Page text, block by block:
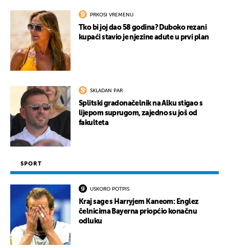
PRKOSI VREMENU
Tko bi joj dao 58 godina? Duboko rezani
kupaći stavio je njezine adute u prvi plan
SKLADAN PAR
Splitski gradonačelnik na Alku stigao s
lijepom suprugom, zajedno su još od
fakulteta
SPORT
USKORO POTPIS
Kraj sage s Harryjem Kaneom: Englez
čelnicima Bayerna priopćio konačnu
odluku